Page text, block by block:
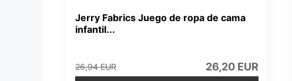
Jerry Fabrics Juego de ropa de cama
infantil...
26,94 EUR 26,20 EUR